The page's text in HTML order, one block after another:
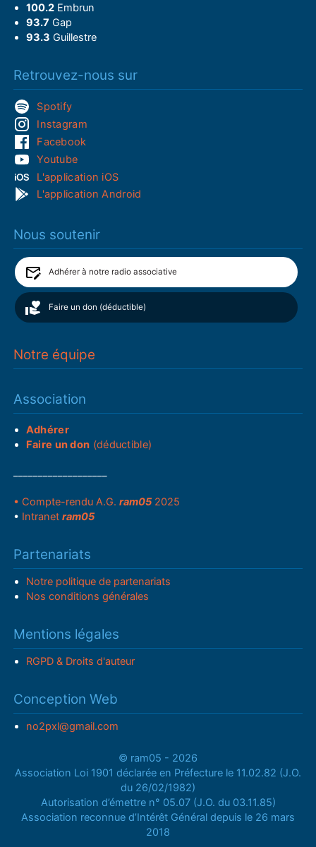
100.2Embrun
93.7 Gap
93.3 Guillestre
Retrouvez-nous sur
Spotify
Instagram
Facebook
Youtube
L'application iOS
L'application Android
Nous soutenir
Adhérer à notre radio associative
Faire un don (déductible)
Notre équipe
Association
Adhérer
Faire un don (déductible)
• Compte-rendu A.G.ram05 2025
• Intranetram05
Partenariats
Notre politique de partenariats
Nos conditions générales
Mentions légales
RGPD & Droits d'auteur
Conception Web
no2pxl@gmail.com
© ram05 - 2026
Association Loi 1901 déclarée en Préfecture le 11.02.82 (J.O.
du 26/02/1982)
Autorisation d’émettre n° 05.07 (J.O. du 03.11.85)
Association reconnue d’Intérêt Général depuis le 26 mars
2018